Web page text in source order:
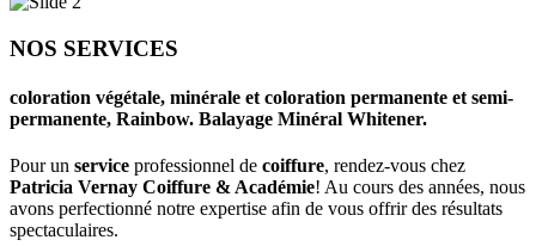
NOS SERVICES
coloration végétale, minérale et coloration permanente et semi-
permanente, Rainbow. Balayage Minéral Whitener.
Pour un service professionnel de coiffure, rendez-vous chez
Patricia Vernay Coiffure & Académie! Au cours des années, nous
avons perfectionné notre expertise afin de vous offrir des résultats
spectaculaires.